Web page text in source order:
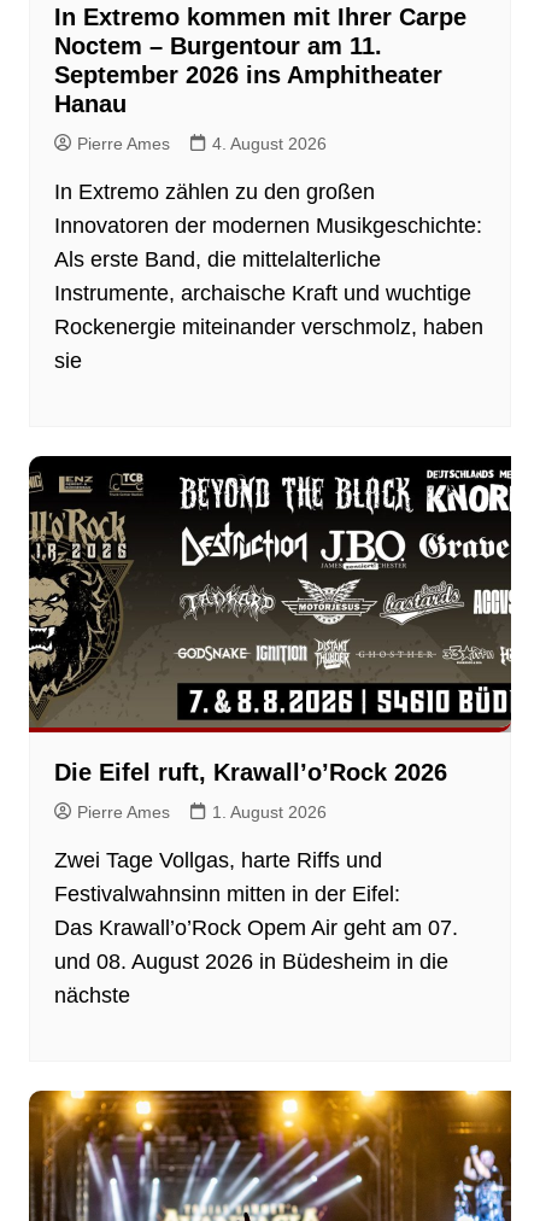
In Extremo kommen mit Ihrer Carpe
Noctem – Burgentour am 11.
September 2026 ins Amphitheater
Hanau
Pierre Ames 4. August 2026
In Extremo zählen zu den großen
Innovatoren der modernen Musikgeschichte:
Als erste Band, die mittelalterliche
Instrumente, archaische Kraft und wuchtige
Rockenergie miteinander verschmolz, haben
sie
Die Eifel ruft, Krawall’o’Rock 2026
Pierre Ames 1. August 2026
Zwei Tage Vollgas, harte Riffs und
Festivalwahnsinn mitten in der Eifel:
Das Krawall’o’Rock Opem Air geht am 07.
und 08. August 2026 in Büdesheim in die
nächste